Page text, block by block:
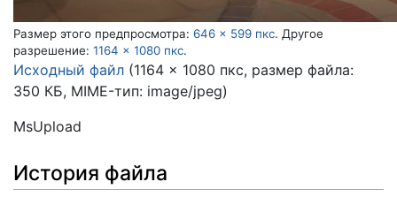
Размер этого предпросмотра: 646 × 599 пкс. Другое
разрешение: 1164 × 1080 пкс.
Исходный файл (1164 × 1080 пкс, размер файла:
350 КБ, MIME-тип: image/jpeg)
MsUpload
История файла